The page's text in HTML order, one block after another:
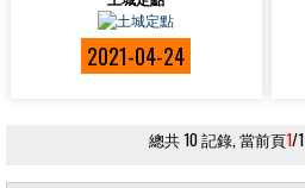
2021-04-24
總共 10 記錄, 當前頁1/1